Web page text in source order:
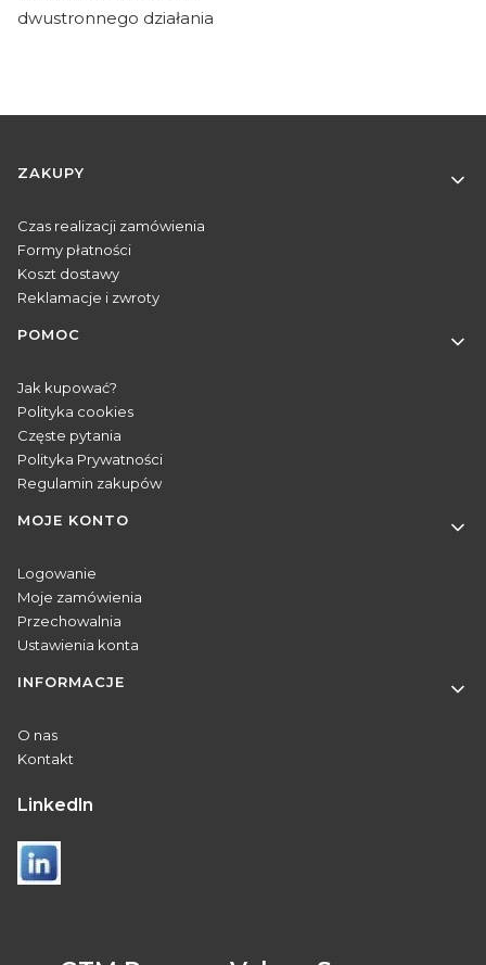
dwustronnego działania
Linki w stopce
ZAKUPY
Czas realizacji zamówienia
Formy płatności
Koszt dostawy
Reklamacje i zwroty
POMOC
Jak kupować?
Polityka cookies
Częste pytania
Polityka Prywatności
Regulamin zakupów
MOJE KONTO
Logowanie
Moje zamówienia
Przechowalnia
Ustawienia konta
INFORMACJE
O nas
Kontakt
Linkedln